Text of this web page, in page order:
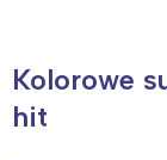
Kolorowe
hit